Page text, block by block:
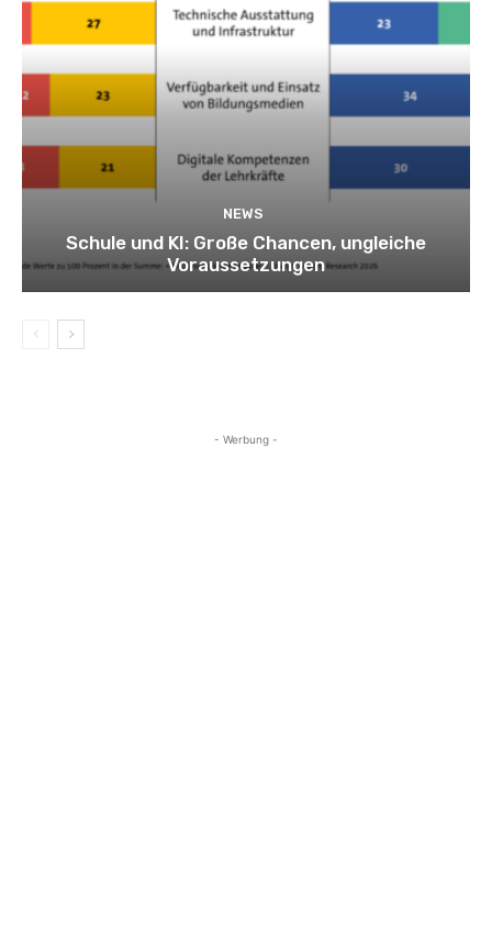
NEWS
Schule und KI: Große Chancen, ungleiche
Voraussetzungen
- Werbung -